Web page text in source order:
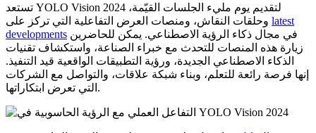
تستعد YOLO Vision 2024 لتقديم يوم مليء الجلسات القيّمة،
latest
developments
زيارة هذه المنصات للتحدث مع خبراء الصناعة، واستكشاف تقنيات
الذكاء الاصطناعي الجديدة، ورؤية التطبيقات الواقعية قيد التنفيذ.
إنها فرصة رائعة للتعلم، وبناء شبكة علاقات، والتواصل مع الشركات
التي تعرض ابتكاراتها.